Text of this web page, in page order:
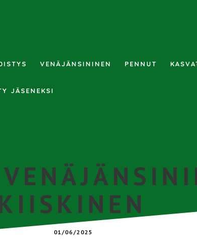
VENÄJÄNSININEN PENNUT
JÄSENEKSI
01/06/2025